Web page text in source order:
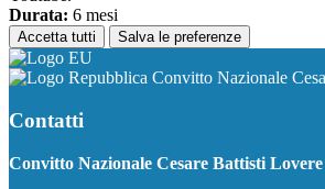
Durata: 6 mesi
Accetta tutti Salva le preferenze
Convitto Nazionale
Contatti
Convitto Nazionale Cesare Battisti Lovere